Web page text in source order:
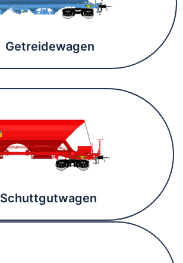
Getreidewagen
Schuttgutwagen